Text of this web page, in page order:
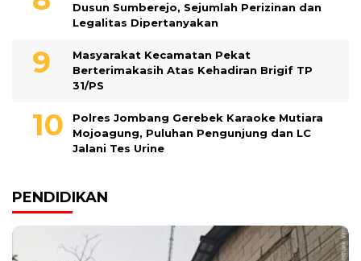
Dusun Sumberejo, Sejumlah Perizinan dan
Legalitas Dipertanyakan
Masyarakat Kecamatan Pekat
Berterimakasih Atas Kehadiran Brigif TP
31/PS
Polres Jombang Gerebek Karaoke Mutiara
Mojoagung, Puluhan Pengunjung dan LC
Jalani Tes Urine
PENDIDIKAN